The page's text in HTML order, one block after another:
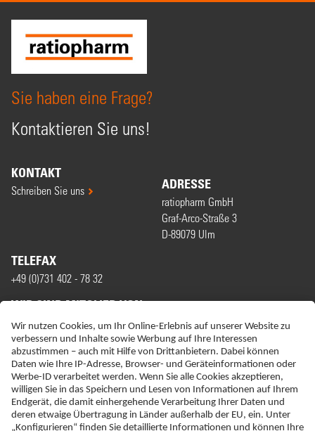
Sie haben eine Frage?
Kontaktieren Sie uns!
KONTAKT
Schreiben Sie uns ADRESSE
ratiopharm GmbH
Graf-Arco-Straße 3
D-89079 Ulm
TELEFAX
+49 (0)731 402 - 78 32
WIR SIND MITGLIED VON
ERKLÄRUNG ZUR BARRIEREFREIHEIT
IMPRESSUM